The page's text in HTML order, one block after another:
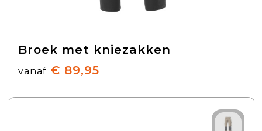
Broek met kniezakken
vanaf € 89,95